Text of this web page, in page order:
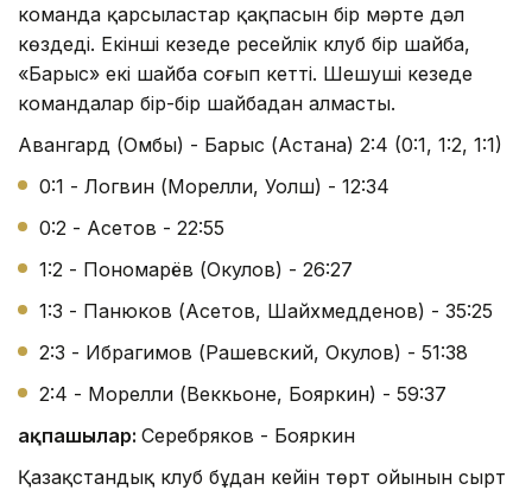
команда қарсыластар қақпасын бір мәрте дәл
көздеді. Екінші кезеңде ресейлік клуб бір шайба,
«Барыс» екі шайба соғып кетті. Шешуші кезеңде
командалар бір-бір шайбадан алмасты.
Авангард (Омбы) - Барыс (Астана) 2:4 (0:1, 1:2, 1:1)
0:1 - Логвин (Морелли, Уолш) - 12:34
0:2 - Асетов - 22:55
1:2 - Пономарёв (Окулов) - 26:27
1:3 - Панюков (Асетов, Шайхмедденов) - 35:25
2:3 - Ибрагимов (Рашевский, Окулов) - 51:38
2:4 - Морелли (Веккьоне, Бояркин) - 59:37
Қақпашылар: Серебряков - Бояркин
Қазақстандық клуб бұдан кейін төрт ойынын сырт